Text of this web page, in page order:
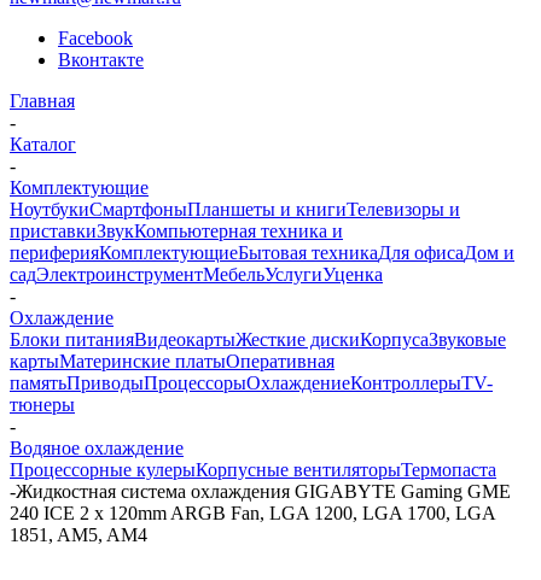
Facebook
Вконтакте
Главная
-
Каталог
-
Комплектующие
НоутбукиСмартфоныПланшеты и книгиТелевизоры и
приставкиЗвукКомпьютерная техника и
периферияКомплектующиеБытовая техникаДля офисаДом и
садЭлектроинструментМебельУслугиУценка
-
Охлаждение
Блоки питанияВидеокартыЖесткие дискиКорпусаЗвуковые
картыМатеринские платыОперативная
памятьПриводыПроцессорыОхлаждениеКонтроллерыTV-
тюнеры
-
Водяное охлаждение
Процессорные кулерыКорпусные вентиляторыТермопаста
-Жидкостная система охлаждения GIGABYTE Gaming GME
240 ICE 2 x 120mm ARGB Fan, LGA 1200, LGA 1700, LGA
1851, AM5, AM4